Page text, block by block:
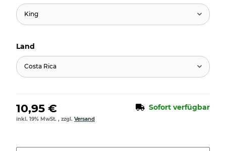
King
Land
Costa Rica
10,95 € Sofort verfügbar
inkl. 19% MwSt. , zzgl. Versand